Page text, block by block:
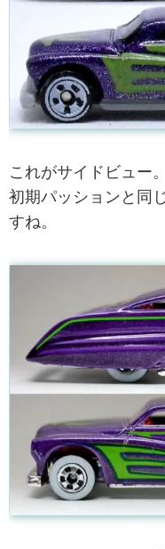
これがサイドビュー。
初期パッションと同
すね。